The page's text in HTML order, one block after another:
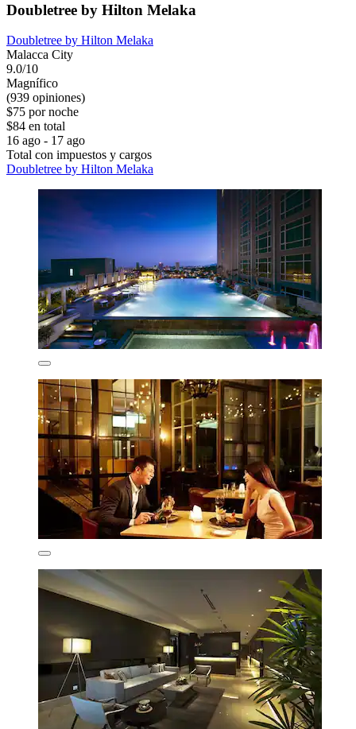
Doubletree by Hilton Melaka
Doubletree by Hilton Melaka
Malacca City
9.0/10
Magnífico
(939 opiniones)
$75 por noche
$84 en total
16 ago - 17 ago
Total con impuestos y cargos
Doubletree by Hilton Melaka